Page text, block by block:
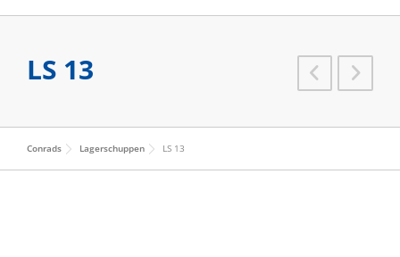
LS 13
Conrads Lagerschuppen LS 13